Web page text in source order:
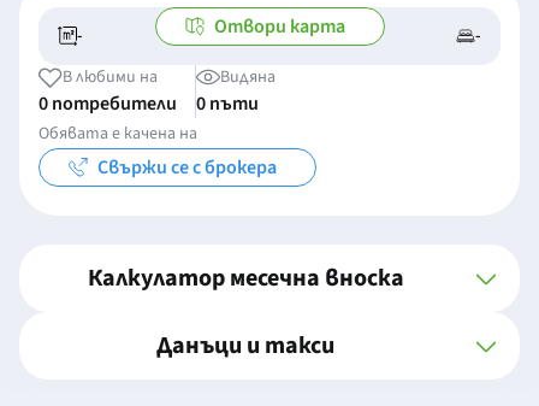
- -/- -
Отвори карта
В любими на
0 потребители
Видяна
0 пъти
Обявата е качена на
Свържи се с брокера
Калкулатор месечна вноска
Данъци и такси